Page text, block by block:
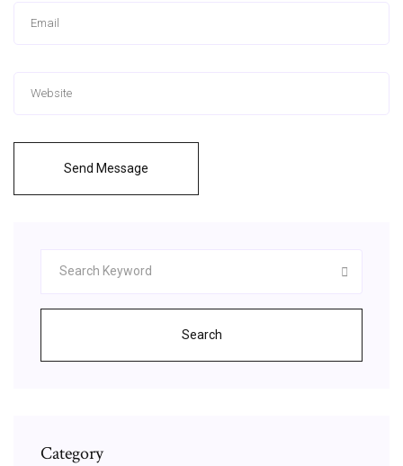
Send Message
Search
Category